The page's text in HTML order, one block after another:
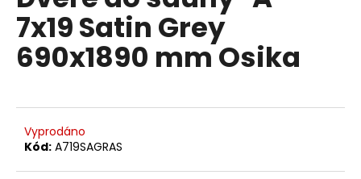
0,0
z
5
hvězdiček.
7x19 Satin Grey
690x1890 mm Osika
Vyprodáno
Kód: A719SAGRAS
a
j
í
?